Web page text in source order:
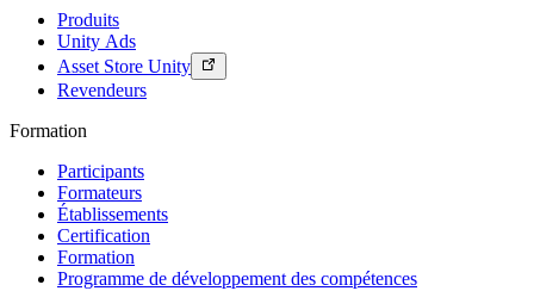
Produits
Unity Ads
Asset Store Unity
Revendeurs
Formation
Participants
Formateurs
Établissements
Certification
Formation
Programme de développement des compétences